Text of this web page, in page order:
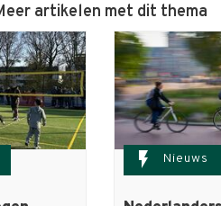
artikelen met dit thema
flash_on Nieuws